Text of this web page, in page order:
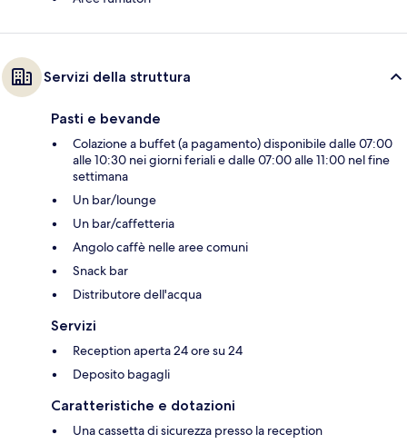
Servizi della struttura
Pasti e bevande
Colazione a buffet (a pagamento) disponibile dalle 07:00
alle 10:30 nei giorni feriali e dalle 07:00 alle 11:00 nel fine
settimana
Un bar/lounge
Un bar/caffetteria
Angolo caffè nelle aree comuni
Snack bar
Distributore dell'acqua
Servizi
Reception aperta 24 ore su 24
Deposito bagagli
Caratteristiche e dotazioni
Una cassetta di sicurezza presso la reception